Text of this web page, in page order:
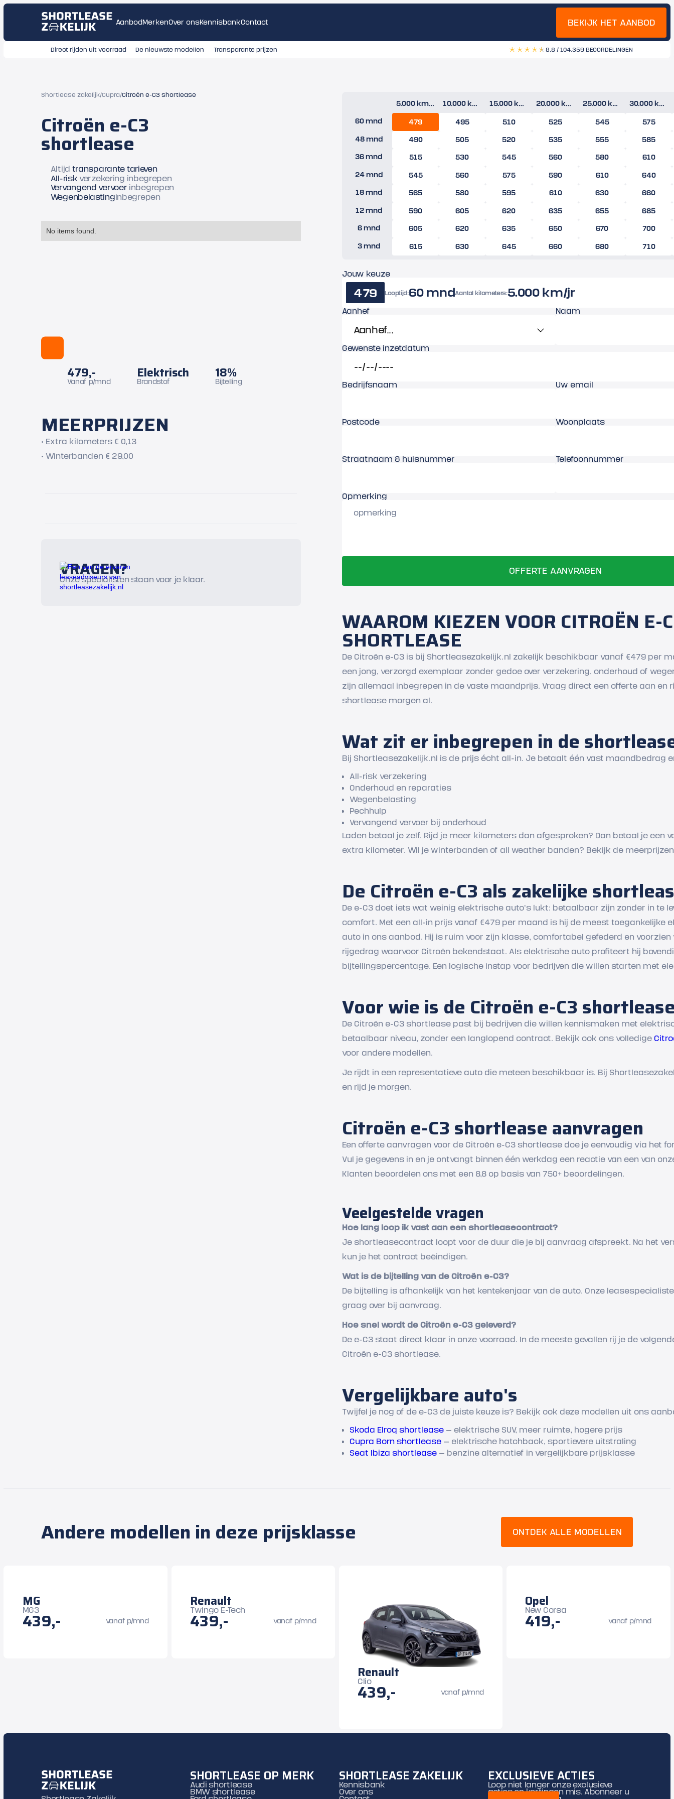
Aanbod MerkenOver onsKennisbankContact BEKIJK HET AANBOD
Direct rijden uit voorraad De nieuwste modellen Transparante prijzen 8,8 / 104.359 BEOORDELINGEN
Shortlease zakelijk/Cupra/Citroën e-C3 shortlease
Citroën e-C3
shortlease
Altijd transparante tarieven
All-risk verzekering inbegrepen
Vervangend vervoer inbegrepen
Wegenbelastinginbegrepen
No items found.
479,-
Vanaf p/mnd
Elektrisch
Brandstof
18%
Bijtelling
MEERPRIJZEN
• Extra kilometers € 0,13
• Winterbanden € 29,00
VRAGEN?
Onze specialisten staan voor je klaar.
5.000 km/jr 10.000 km/jr 15.000 km/jr 20.000 km/jr 25.000 km/jr 30.000 km/jr
60 mnd 479 495 510 525 545 575
48 mnd 490 505 520 535 555 585
36 mnd 515 530 545 560 580 610
24 mnd 545 560 575 590 610 640
18 mnd 565 580 595 610 630 660
12 mnd 590 605 620 635 655 685
6 mnd 605 620 635 650 670 700
3 mnd 615 630 645 660 680 710
Jouw keuze
479 Looptijd:60 mndAantal kilometers:5.000 km/jr
Aanhef Naam
Gewenste inzetdatum
Bedrijfsnaam Uw email
Postcode Woonplaats
Straatnaam & huisnummer Telefoonnummer
Opmerking
WAAROM KIEZEN VOOR CITROËN E-
SHORTLEASE
De Citroën e-C3 is bij Shortleasezakelijk.nl zakelijk beschikbaar vanaf €479 per
een jong, verzorgd exemplaar zonder gedoe over verzekering, onderhoud of
zijn allemaal inbegrepen in de vaste maandprijs. Vraag direct een offerte aan en
shortlease morgen al.
Wat zit er inbegrepen in de
Bij Shortleasezakelijk.nl is de prijs écht all-in. Je betaalt één vast maandbedrag
All-risk verzekering
Onderhoud en reparaties
Wegenbelasting
Pechhulp
Vervangend vervoer bij onderhoud
Laden betaal je zelf. Rijd je meer kilometers dan afgesproken? Dan betaal je een
extra kilometer. Wil je winterbanden of all weather banden? Bekijk de
De Citroën e-C3 als zakelijke
De e-C3 doet iets wat weinig elektrische auto's lukt: betaalbaar zijn zonder in te
comfort. Met een all-in prijs vanaf €479 per maand is hij de meest toegankelijke
auto in ons aanbod. Hij is ruim voor zijn klasse, comfortabel gefederd en voorzien
rijgedrag waarvoor Citroën bekendstaat. Als elektrische auto profiteert hij
bijtellingspercentage. Een logische instap voor bedrijven die willen starten met
Voor wie is de Citroën e-C3
De Citroën e-C3 shortlease past bij bedrijven die willen kennismaken met
betaalbaar niveau, zonder een langlopend contract. Bekijk ook ons volledige
voor andere modellen.
Je rijdt in een representatieve auto die meteen beschikbaar is. Bij
en rijd je morgen.
Citroën e-C3 shortlease aanvragen
Een offerte aanvragen voor de Citroën e-C3 shortlease doe je eenvoudig via het
Vul je gegevens in en je ontvangt binnen één werkdag een reactie van een van
Klanten beoordelen ons met een 8,8 op basis van 750+ beoordelingen.
Veelgestelde vragen
Hoe lang loop ik vast aan een shortleasecontract?
Je shortleasecontract loopt voor de duur die je bij aanvraag afspreekt. Na het
kun je het contract beëindigen.
Wat is de bijtelling van de Citroën e-C3?
De bijtelling is afhankelijk van het kentekenjaar van de auto. Onze
graag over bij aanvraag.
Hoe snel wordt de Citroën e-C3 geleverd?
De e-C3 staat direct klaar in onze voorraad. In de meeste gevallen rij je de
Citroën e-C3 shortlease.
Vergelijkbare auto's
Twijfel je nog of de e-C3 de juiste keuze is? Bekijk ook deze modellen uit ons
Skoda Elroq shortlease— elektrische SUV, meer ruimte, hogere prijs
Cupra Born shortlease— elektrische hatchback, sportievere uitstraling
Seat Ibiza shortlease— benzine alternatief in vergelijkbare prijsklasse
Andere modellen in deze prijsklasse ONTDEK ALLE MODELLEN
MG
MG3
439,- vanaf p/mnd
Renault
Twingo E-Tech
439,- vanaf p/mnd
Renault
Clio
439,- vanaf p/mnd
Opel
New Corsa
419,- vanaf p/mnd
SHORTLEASE OP MERK
Audi shortlease
BMW shortlease
SHORTLEASE ZAKELIJK
Kennisbank
Over ons
EXCLUSIEVE ACTIES
Loop niet langer onze exclusieve
acties en kortingen mis. Abonneer u